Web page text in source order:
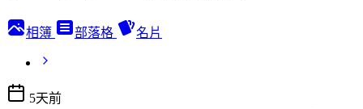
相簿 部落格 名片
5天前